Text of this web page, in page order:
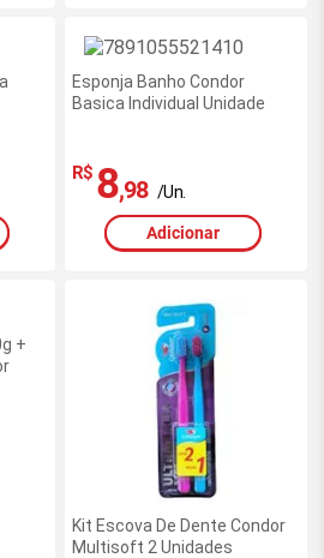
Esponja Banho Condor
Basica Individual Unidade
R$ 8,98 /Un.
Adicionar
+
Kit Escova De Dente Condor
Multisoft 2 Unidades